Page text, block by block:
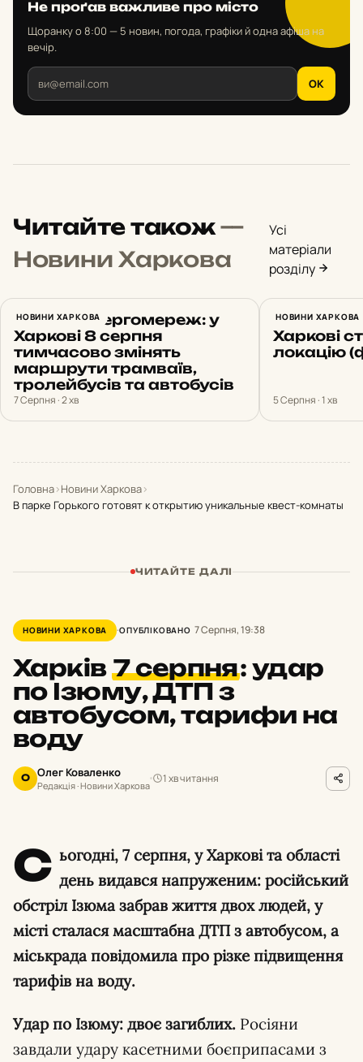
Не проґав важливе про місто
Щоранку о 8:00 — 5 новин, погода, графіки й одна афіша на
вечір.
OK
Читайте також—
Новини Харкова
Усі
матеріали
розділу
НОВИНИ ХАРКОВА
Ремонт енергомереж: у
Харкові 8 серпня
тимчасово змінять
маршрути трамваїв,
тролейбусів та автобусів
7 Серпня · 2 хв
НОВИНИ ХАРКОВА
Біля
Харкові
локацію
5 Серпня · 1 хв
Головна›Новини Харкова›
В парке Горького готовят к открытию уникальные квест-комнаты
ЧИТАЙТЕ ДАЛІ
НОВИНИ ХАРКОВА ОПУБЛІКОВАНО 7 Серпня, 19:38
Харків7 серпня: удар
по Ізюму, ДТП з
автобусом, тарифи на
воду
О Олег Коваленко
Редакція · Новини Харкова
1 хв читання
С ьогодні, 7 серпня, у Харкові та області
день видався напруженим: російський
обстріл Ізюма забрав життя двох людей, у
місті сталася масштабна ДТП з автобусом, а
міськрада повідомила про різке підвищення
тарифів на воду.
Удар по Ізюму: двоє загиблих. Росіяни
завдали удару касетними боєприпасами з